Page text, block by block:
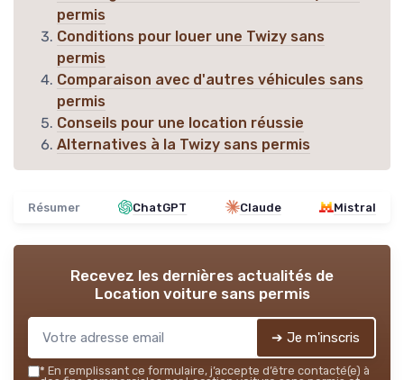
permis
Conditions pour louer une Twizy sans
permis
Comparaison avec d'autres véhicules sans
permis
Conseils pour une location réussie
Alternatives à la Twizy sans permis
Résumer ChatGPT Claude Mistral
Recevez les dernières actualités de
Location voiture sans permis
➔ Je m'inscris
* En remplissant ce formulaire, j’accepte d’être contacté(e) à